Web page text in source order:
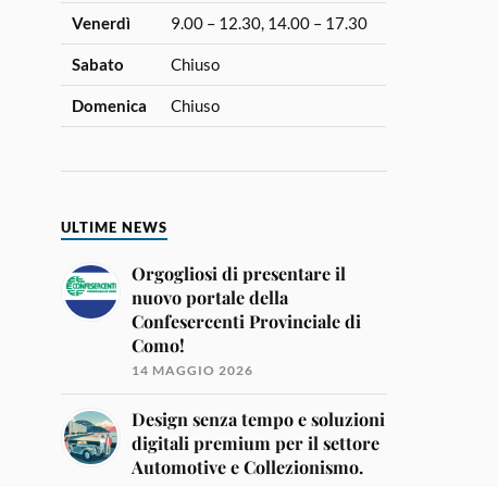
Venerdì 9.00 – 12.30, 14.00 – 17.30
Sabato Chiuso
Domenica Chiuso
ULTIME NEWS
Orgogliosi di presentare il
nuovo portale della
Confesercenti Provinciale di
Como!
14 MAGGIO 2026
Design senza tempo e soluzioni
digitali premium per il settore
Automotive e Collezionismo.